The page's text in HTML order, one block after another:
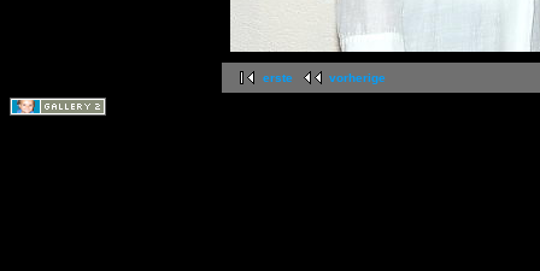
erste vorherige